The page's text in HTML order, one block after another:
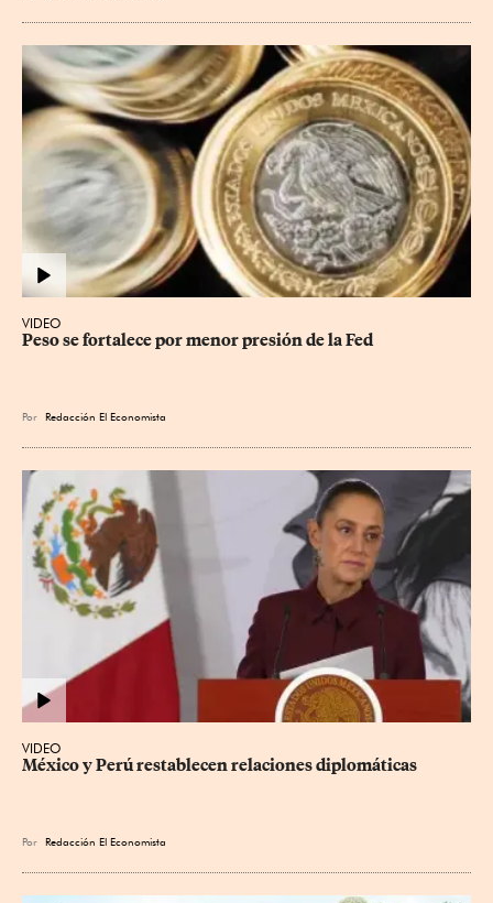
VIDEO
Peso se fortalece por menor presión de la Fed
Por Redacción El Economista
VIDEO
México y Perú restablecen relaciones diplomáticas
Por Redacción El Economista